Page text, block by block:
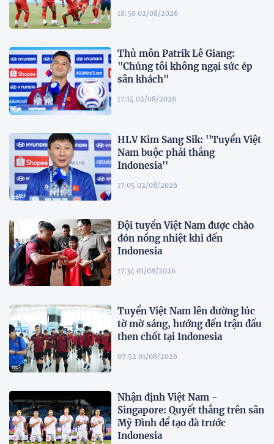
18:50 02/08/2026
Thủ môn Patrik Lê Giang:
"Chúng tôi không ngại sức ép
sân khách"
17:14 02/08/2026
HLV Kim Sang Sik: ''Tuyển Việt
Nam buộc phải thắng
Indonesia''
17:05 02/08/2026
Đội tuyển Việt Nam được chào
đón nồng nhiệt khi đến
Indonesia
17:34 01/08/2026
Tuyển Việt Nam lên đường lúc
tờ mờ sáng, hướng đến trận đấu
then chốt tại Indonesia
07:52 01/08/2026
Nhận định Việt Nam -
Singapore: Quyết thắng trên sân
Mỹ Đình để tạo đà trước
Indonesia